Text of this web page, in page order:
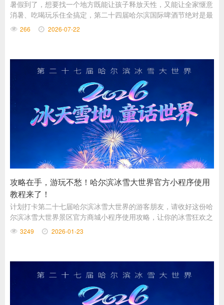
暑假到了，想要找一个地方既能让孩子释放天性，又能让全家惬意
消暑、吃喝玩乐住全搞定，第二十四届哈尔滨国际啤酒节绝对是最
优解。
266 2026-07-22
攻略在手，游玩不愁！哈尔滨冰雪大世界官方小程序使用
教程来了！
计划打卡第二十七届哈尔滨冰雪大世界的游客朋友，请收好这份哈
尔滨冰雪大世界景区官方商城小程序使用攻略，让你的冰雪狂欢之
旅，玩得更省心、更尽兴！
3249 2026-01-23